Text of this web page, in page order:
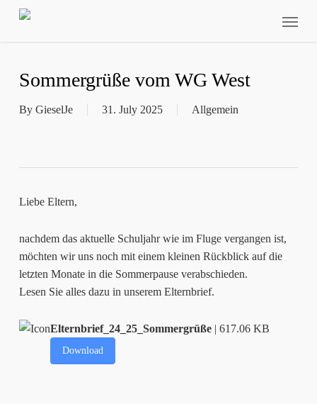
Skip
Sommergrüße vom WG West
By GieselJe 31. July 2025 Allgemein
Liebe Eltern,
nachdem das aktuelle Schuljahr wie im Fluge vergangen ist,
möchten wir uns noch mit einem kleinen Rückblick auf die
letzten Monate in die Sommerpause verabschieden.
Lesen Sie alles dazu in unserem Elternbrief.
Elternbrief_24_25_Sommergrüße| 617.06 KB
Download